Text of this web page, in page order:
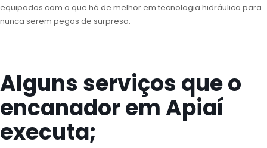
equipados com o que há de melhor em tecnologia hidráulica para
nunca serem pegos de surpresa.
Alguns serviços que o
encanador em Apiaí
executa;